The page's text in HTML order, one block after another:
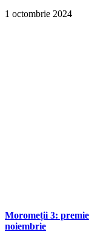
1 octombrie 2024
Moromeții 3:
noiembrie